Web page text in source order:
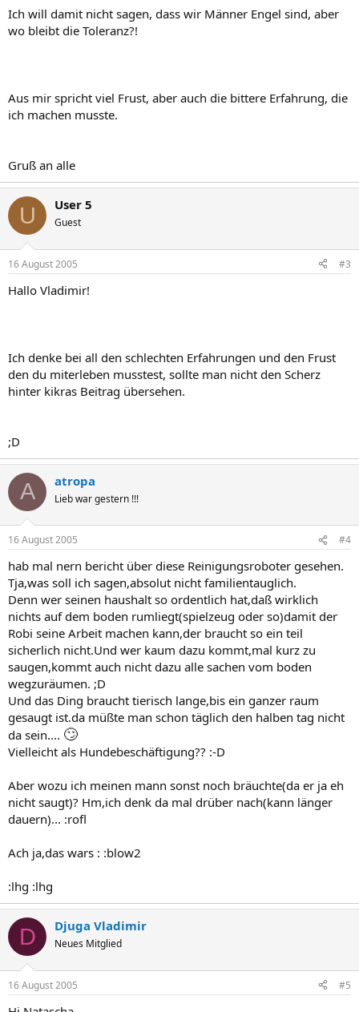
Ich will damit nicht sagen, dass wir Männer Engel sind, aber
wo bleibt die Toleranz?!
Aus mir spricht viel Frust, aber auch die bittere Erfahrung, die
ich machen musste.
Gruß an alle
U User 5
Guest
16 August 2005 #3
Hallo Vladimir!
Ich denke bei all den schlechten Erfahrungen und den Frust
den du miterleben musstest, sollte man nicht den Scherz
hinter kikras Beitrag übersehen.
;D
A atropa
Lieb war gestern !!!
16 August 2005 #4
hab mal nern bericht über diese Reinigungsroboter gesehen.
Tja,was soll ich sagen,absolut nicht familientauglich.
Denn wer seinen haushalt so ordentlich hat,daß wirklich
nichts auf dem boden rumliegt(spielzeug oder so)damit der
Robi seine Arbeit machen kann,der braucht so ein teil
sicherlich nicht.Und wer kaum dazu kommt,mal kurz zu
saugen,kommt auch nicht dazu alle sachen vom boden
wegzuräumen. ;D
Und das Ding braucht tierisch lange,bis ein ganzer raum
gesaugt ist.da müßte man schon täglich den halben tag nicht
da sein.... 🙄
Vielleicht als Hundebeschäftigung?? :-D
Aber wozu ich meinen mann sonst noch bräuchte(da er ja eh
nicht saugt)? Hm,ich denk da mal drüber nach(kann länger
dauern)... :rofl
Ach ja,das wars : :blow2
:lhg :lhg
D Djuga Vladimir
Neues Mitglied
16 August 2005 #5